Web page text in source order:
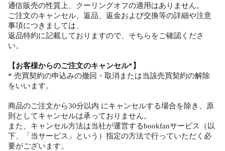
通信販売の性質上、クーリングオフの適用はありません。
ご注文のキャンセル、返品、返金および交換等の詳細や注意
事項につきましては、
返品特約に記載しておりますので、そちらをご確認くださ
い。
【お客様からのご注文のキャンセル*】
* 売買契約の申込みの撤回・取消または当該売買契約の解除
をいいます。
商品のご注文から30分以内 にキャンセルする場合を除き、原
則としてキャンセルは承っておりません。
また、キャンセル方法は当社が運営するbookfanサービス（以
下、「当サービス」という）指定の方法で行っていただく必
要がございます。